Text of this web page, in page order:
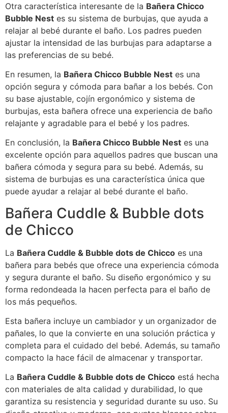
Otra característica interesante de la Bañera Chicco
Bubble Nest es su sistema de burbujas, que ayuda a
relajar al bebé durante el baño. Los padres pueden
ajustar la intensidad de las burbujas para adaptarse a
las preferencias de su bebé.
En resumen, la Bañera Chicco Bubble Nest es una
opción segura y cómoda para bañar a los bebés. Con
su base ajustable, cojín ergonómico y sistema de
burbujas, esta bañera ofrece una experiencia de baño
relajante y agradable para el bebé y los padres.
En conclusión, la Bañera Chicco Bubble Nest es una
excelente opción para aquellos padres que buscan una
bañera cómoda y segura para su bebé. Además, su
sistema de burbujas es una característica única que
puede ayudar a relajar al bebé durante el baño.
Bañera Cuddle & Bubble dots
de Chicco
La Bañera Cuddle & Bubble dots de Chicco es una
bañera para bebés que ofrece una experiencia cómoda
y segura durante el baño. Su diseño ergonómico y su
forma redondeada la hacen perfecta para el baño de
los más pequeños.
Esta bañera incluye un cambiador y un organizador de
pañales, lo que la convierte en una solución práctica y
completa para el cuidado del bebé. Además, su tamaño
compacto la hace fácil de almacenar y transportar.
La Bañera Cuddle & Bubble dots de Chicco está hecha
con materiales de alta calidad y durabilidad, lo que
garantiza su resistencia y seguridad durante su uso. Su